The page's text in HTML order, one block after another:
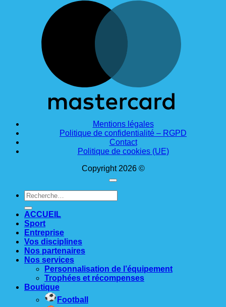
Mentions légales
Politique de confidentialité – RGPD
Contact
Politique de cookies (UE)
Copyright 2026 ©
Recherche
pour :
ACCUEIL
Sport
Entreprise
Vos disciplines
Nos partenaires
Nos services
Personnalisation de l’équipement
Trophées et récompenses
Boutique
Football